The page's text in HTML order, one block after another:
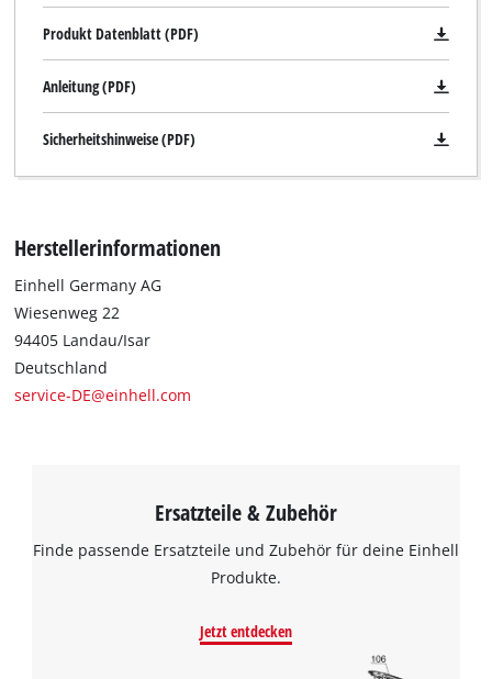
Produkt Datenblatt (PDF)
Anleitung (PDF)
Sicherheitshinweise (PDF)
Herstellerinformationen
Einhell Germany AG
Wiesenweg 22
94405 Landau/Isar
Deutschland
service-DE@einhell.com
Ersatzteile & Zubehör
Finde passende Ersatzteile und Zubehör für deine Einhell
Produkte.
Jetzt entdecken